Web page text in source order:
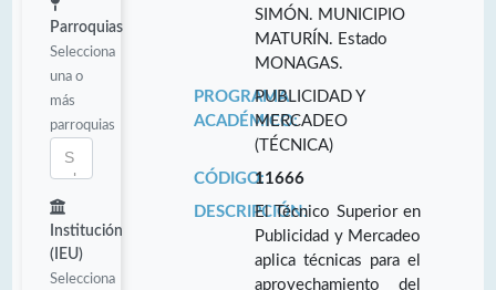
Parroquias
Selecciona
una o
más
parroquias
Institución
(IEU)
Selecciona
SIMÓN. MUNICIPIO
MATURÍN. Estado
MONAGAS.
PROGRAMA
ACADÉMICO:
PUBLICIDAD Y
MERCADEO
(TÉCNICA)
CÓDIGO:11666
DESCRIPCIÓN:El Técnico Superior en
Publicidad y Mercadeo
aplica técnicas para el
aprovechamiento del